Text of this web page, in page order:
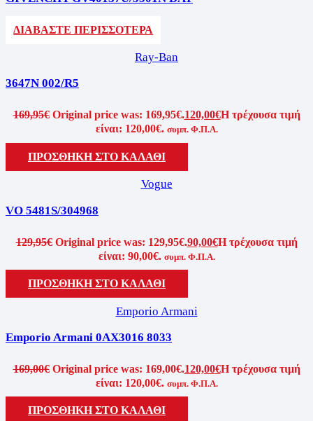
ΔΙΑΒΑΣΤΕ ΠΕΡΙΣΣΟΤΕΡΑ
Ray-Ban
3647N 002/R5
169,95€ Original price was: 169,95€.120,00€Η τρέχουσα τιμή
είναι: 120,00€. συμπ. Φ.Π.Α.
ΠΡΟΣΘΗΚΗ ΣΤΟ ΚΑΛΑΘΙ
Vogue
VO 5481S/304968
129,95€ Original price was: 129,95€.90,00€Η τρέχουσα τιμή
είναι: 90,00€. συμπ. Φ.Π.Α.
ΠΡΟΣΘΗΚΗ ΣΤΟ ΚΑΛΑΘΙ
Emporio Armani
Emporio Armani 0AX3016 8033
169,00€ Original price was: 169,00€.120,00€Η τρέχουσα τιμή
είναι: 120,00€. συμπ. Φ.Π.Α.
ΠΡΟΣΘΗΚΗ ΣΤΟ ΚΑΛΑΘΙ